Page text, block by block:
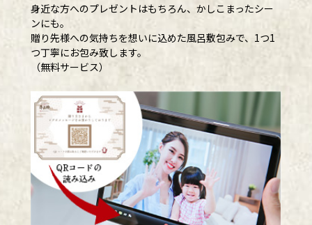
身近な方へのプレゼントはもちろん、かしこまったシー
ンにも。
贈り先様への気持ちを想いに込めた風呂敷包みで、1つ1
つ丁寧にお包み致します。
（無料サービス）